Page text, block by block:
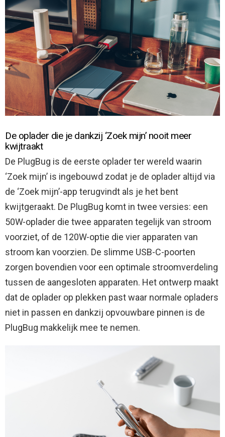
De oplader die je dankzij ‘Zoek mijn’ nooit meer
kwijtraakt
De PlugBug is de eerste oplader ter wereld waarin
‘Zoek mijn’ is ingebouwd zodat je de oplader altijd via
de ‘Zoek mijn’-app terugvindt als je het bent
kwijtgeraakt. De PlugBug komt in twee versies: een
50W-oplader die twee apparaten tegelijk van stroom
voorziet, of de 120W-optie die vier apparaten van
stroom kan voorzien. De slimme USB-C-poorten
zorgen bovendien voor een optimale stroomverdeling
tussen de aangesloten apparaten. Het ontwerp maakt
dat de oplader op plekken past waar normale opladers
niet in passen en dankzij opvouwbare pinnen is de
PlugBug makkelijk mee te nemen.